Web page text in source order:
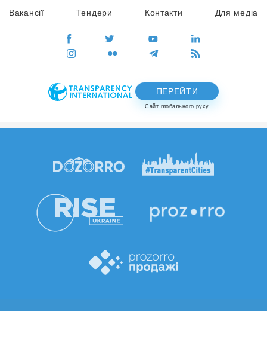
Вакансії Тендери Контакти Для медіа
ПЕРЕЙТИ
Сайт глобального руху